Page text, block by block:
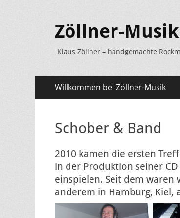
Zöllner-Musik
Klaus Zöllner – handgemachte
Primäres
Menü
Inhalt
Willkommen bei Zöllner-Musik
Schober & Band
2010 kamen die ersten
in der Produktion seiner
einspielen. Seit dem
anderem in Hamburg, Kiel,